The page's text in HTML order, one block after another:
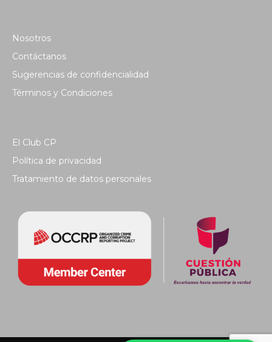
Nosotros
Contáctanos
Sugerencias de confidencialidad
Términos y Condiciones
El Club CP
Política de privacidad
Tratamiento de datos personales